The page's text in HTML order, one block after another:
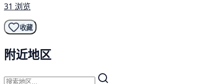
31 浏览
收藏
附近地区